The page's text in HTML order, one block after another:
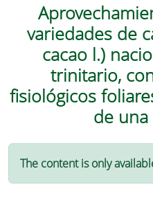
variedades de
cacao l.)
trinitario,
fisiológicos
de
The content is only